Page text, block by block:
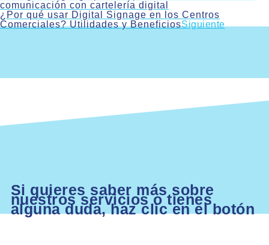
comunicación con cartelería digital
¿Por qué usar Digital Signage en los Centros
Comerciales? Utilidades y BeneficiosSiguiente
Si quieres saber más sobre
nuestros servicios o tienes
alguna duda, haz clic en el botón